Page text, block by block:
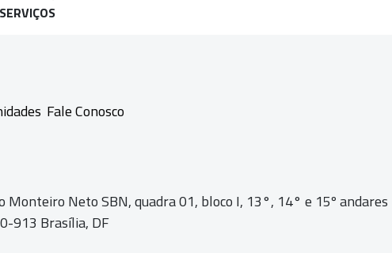
Fale Conosco
Monteiro Neto SBN, quadra 01, bloco I, 13°, 14° e 15º andares
913 Brasília, DF